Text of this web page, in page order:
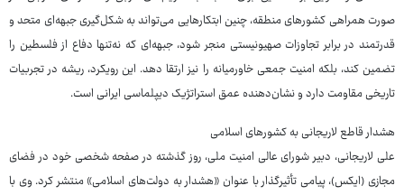
صورت همراهی کشورهای منطقه، چنین ابتکارهایی می‌تواند به شکل‌گیری جبهه‌ای متحد و
قدرتمند در برابر تجاوزات صهیونیستی منجر شود، جبهه‌ای که نه‌تنها دفاع از فلسطین را
تضمین کند، بلکه امنیت جمعی خاورمیانه را نیز ارتقا دهد. این رویکرد، ریشه در تجربیات
تاریخی مقاومت دارد و نشان‌دهنده عمق استراتژیک دیپلماسی ایرانی است.
هشدار قاطع لاریجانی به کشورهای اسلامی
علی لاریجانی، دبیر شورای عالی امنیت ملی، روز گذشته در صفحه شخصی خود در فضای
مجازی (ایکس)، پیامی تأثیرگذار با عنوان «هشدار به دولت‌های اسلامی» منتشر کرد. وی با